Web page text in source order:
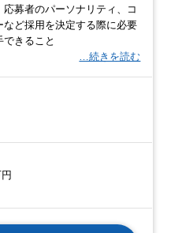
応募者のパーソナリティ、コ
など採用を決定する際に必要
きること
…続きを読む